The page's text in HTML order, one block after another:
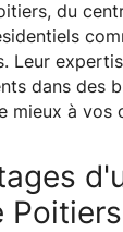
du
Leur
dans des
mieux à vos
Poitiers